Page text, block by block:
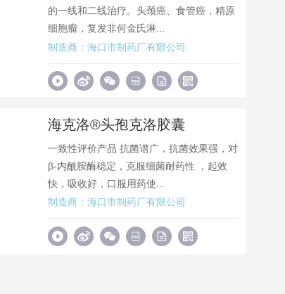
的一线和二线治疗。头颈癌、食管癌，精原
细胞瘤，复发非何金氏淋...
制造商：海口市制药厂有限公司
海克洛®头孢克洛胶囊
一致性评价产品 抗菌谱广，抗菌效果强，对
β-内酰胺酶稳定，克服细菌耐药性 ，起效
快，吸收好，口服用药使...
制造商：海口市制药厂有限公司